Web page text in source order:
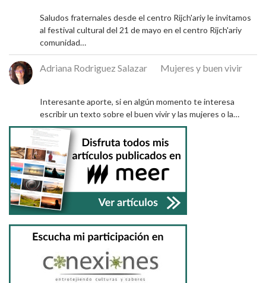
Saludos fraternales desde el centro Rijch'ariy le invitamos
al festival cultural del 21 de mayo en el centro Rijch'ariy
comunidad…
Adriana Rodriguez Salazar Mujeres y buen vivir
Interesante aporte, si en algún momento te interesa
escribir un texto sobre el buen vivir y las mujeres o la…